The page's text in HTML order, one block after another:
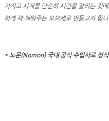
가지고 시계를 단순히 시간을 알리는 것
하게 꽉 채워주는 오브제로 만들고자 합니
* 노몬(Nomon) 국내 공식 수입사로 정